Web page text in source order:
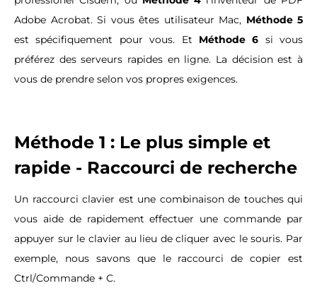
Adobe Acrobat. Si vous êtes utilisateur Mac, Méthode 5
est spécifiquement pour vous. Et Méthode 6 si vous
préférez des serveurs rapides en ligne. La décision est à
vous de prendre selon vos propres exigences.
Méthode 1 : Le plus simple et
rapide - Raccourci de recherche
Un raccourci clavier est une combinaison de touches qui
vous aide de rapidement effectuer une commande par
appuyer sur le clavier au lieu de cliquer avec le souris. Par
exemple, nous savons que le raccourci de copier est
Ctrl/Commande + C.